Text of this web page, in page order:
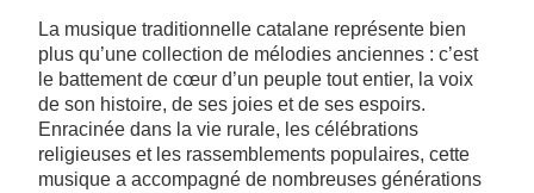
La musique traditionnelle catalane représente bien
plus qu’une collection de mélodies anciennes : c’est
le battement de cœur d’un peuple tout entier, la voix
de son histoire, de ses joies et de ses espoirs.
Enracinée dans la vie rurale, les célébrations
religieuses et les rassemblements populaires, cette
musique a accompagné de nombreuses générations